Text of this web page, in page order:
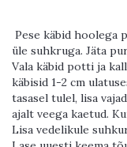
Pese käbid hoolega
üle suhkruga. Jäta
Vala käbid potti ja
käbisid 1-2 cm
tasasel tulel, lisa
ajalt veega kaetud.
Lisa vedelikule